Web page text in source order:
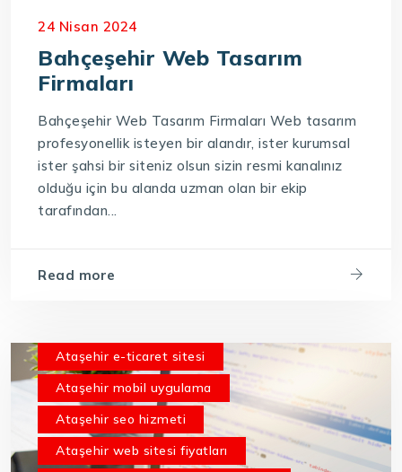
Bahçeşehir yazılım firması
24 Nisan 2024
Bahçeşehir Web Tasarım
Firmaları
Bahçeşehir Web Tasarım Firmaları Web tasarım
profesyonellik isteyen bir alandır, ister kurumsal
ister şahsi bir siteniz olsun sizin resmi kanalınız
olduğu için bu alanda uzman olan bir ekip
tarafından...
Read more
Ataşehir e-ticaret sitesi
Ataşehir mobil uygulama
Ataşehir seo hizmeti
Ataşehir web sitesi fiyatları